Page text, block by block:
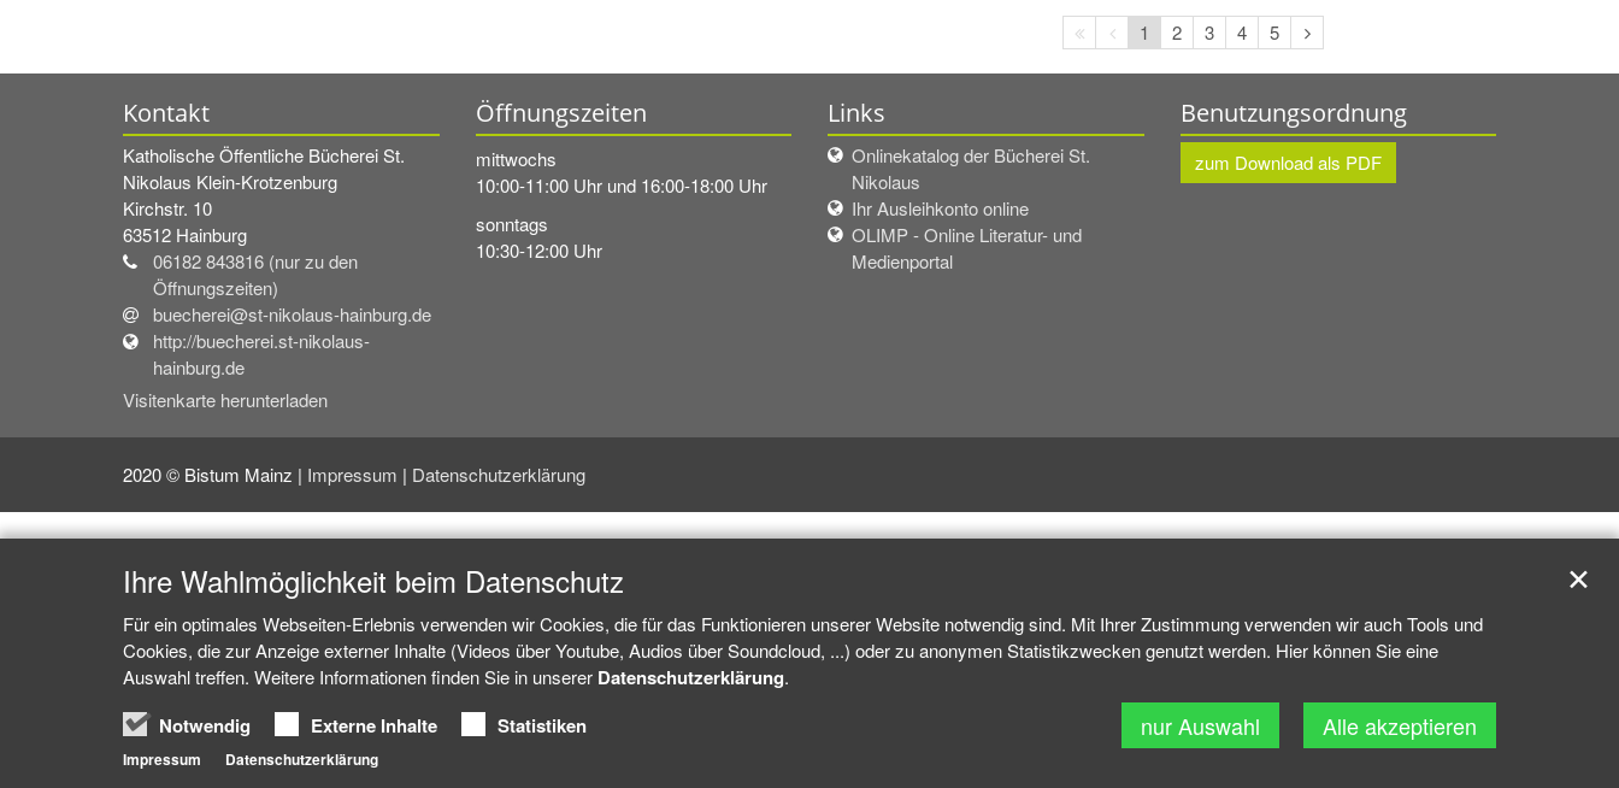
Erste
Seite
Vorherige
Seite
1 2 3 4 5
Nächste
Seite
Kontakt
Katholische Öffentliche Bücherei St.
Nikolaus Klein-Krotzenburg
Kirchstr. 10
63512 Hainburg
06182 843816 (nur zu den
Öffnungszeiten)
buecherei@st-nikolaus-hainburg.de
http://buecherei.st-nikolaus-
hainburg.de
Visitenkarte herunterladen
Öffnungszeiten
mittwochs
10:00-11:00 Uhr und 16:00-18:00 Uhr
sonntags
10:30-12:00 Uhr
Links
Onlinekatalog der Bücherei St.
Nikolaus
Ihr Ausleihkonto online
OLIMP - Online Literatur- und
Medienportal
Benutzungsordnung
zum Download als PDF
2020 © Bistum Mainz | Impressum | Datenschutzerklärung
Ihre Wahlmöglichkeit beim Datenschutz
Für ein optimales Webseiten-Erlebnis verwenden wir Cookies, die für das Funktionieren unserer Website notwendig sind. Mit Ihrer Zustimmung verwenden wir auch Tools und
Cookies, die zur Anzeige externer Inhalte (Videos über Youtube, Audios über Soundcloud, ...) oder zu anonymen Statistikzwecken genutzt werden. Hier können Sie eine
Auswahl treffen. Weitere Informationen finden Sie in unserer Datenschutzerklärung.
Notwendig Externe Inhalte Statistiken nur Auswahl Alle akzeptieren
✕
Impressum Datenschutzerklärung